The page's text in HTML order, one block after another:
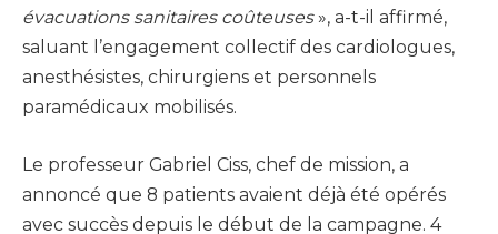
évacuations sanitaires coûteuses», a-t-il affirmé,
saluant l’engagement collectif des cardiologues,
anesthésistes, chirurgiens et personnels
paramédicaux mobilisés.
Le professeur Gabriel Ciss, chef de mission, a
annoncé que 8 patients avaient déjà été opérés
avec succès depuis le début de la campagne. 4